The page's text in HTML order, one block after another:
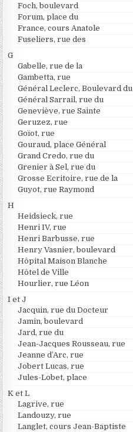
Foch, boulevard
Forum, place du
France, cours Anatole
Fuseliers, rue des
G
Gabelle, rue de la
Gambetta, rue
Général Leclerc, Boulevard du
Général Sarrail, rue du
Geneviève, rue Sainte
Geruzez, rue
Goïot, rue
Gouraud, place Général
Grand Credo, rue du
Grenier à Sel, rue du
Grosse Ecritoire, rue de la
Guyot, rue Raymond
H
Heidsieck, rue
Henri IV, rue
Henri Barbusse, rue
Henry Vasnier, boulevard
Hôpital Maison Blanche
Hôtel de Ville
Hourlier, rue Léon
I et J
Jacquin, rue du Docteur
Jamin, boulevard
Jard, rue du
Jean-Jacques Rousseau, rue
Jeanne d’Arc, rue
Jobert Lucas, rue
Jules-Lobet, place
K et L
Lagrive, rue
Landouzy, rue
Langlet, cours Jean-Baptiste